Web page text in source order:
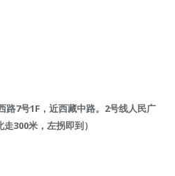
路7号1F，近西藏中路。2号线人民广
300米，左拐即到）